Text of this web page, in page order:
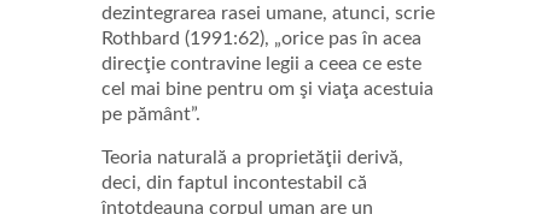
dezintegrarea rasei umane, atunci, scrie
Rothbard (1991:62), „orice pas în acea
direcţie contravine legii a ceea ce este
cel mai bine pentru om şi viaţa acestuia
pe pământ”.
Teoria naturală a proprietăţii derivă,
deci, din faptul incontestabil că
întotdeauna corpul uman are un